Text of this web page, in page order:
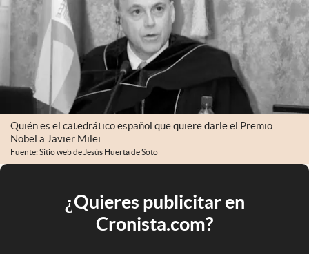
Quién es el catedrático español que quiere darle el Premio
Nobel a Javier Milei.
Fuente: Sitio web de Jesús Huerta de Soto
¿Quieres publicitar en
Cronista.com?